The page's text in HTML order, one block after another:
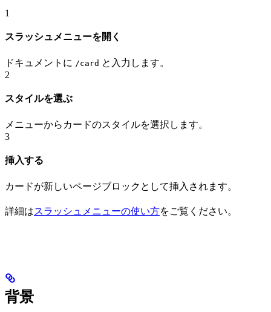
1
スラッシュメニューを開く
ドキュメントに /card と入力します。
2
スタイルを選ぶ
メニューからカードのスタイルを選択します。
3
挿入する
カードが新しいページブロックとして挿入されます。
詳細はスラッシュメニューの使い方をご覧ください。
背景